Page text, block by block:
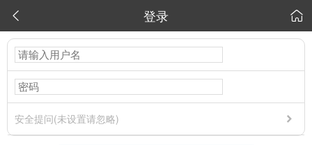
 登录 
安全提问(未设置请忽略)